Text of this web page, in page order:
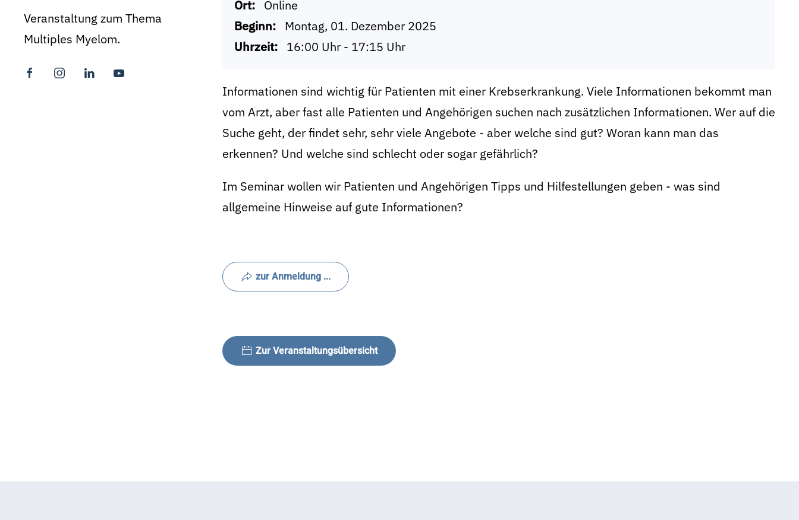
Veranstaltung zum Thema
Multiples Myelom.
Ort:
Online
Beginn:
Montag, 01. Dezember 2025
Uhrzeit:
16:00 Uhr - 17:15 Uhr
Informationen sind wichtig für Patienten mit einer Krebserkrankung. Viele Informationen bekommt man
vom Arzt, aber fast alle Patienten und Angehörigen suchen nach zusätzlichen Informationen. Wer auf die
Suche geht, der findet sehr, sehr viele Angebote - aber welche sind gut? Woran kann man das
erkennen? Und welche sind schlecht oder sogar gefährlich?
Im Seminar wollen wir Patienten und Angehörigen Tipps und Hilfestellungen geben - was sind
allgemeine Hinweise auf gute Informationen?
zur Anmeldung ...
Zur Veranstaltungsübersicht